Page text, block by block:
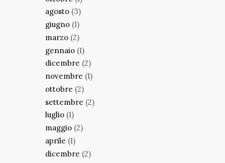
agosto (3)
giugno (1)
marzo (2)
gennaio (1)
dicembre (2)
novembre (1)
ottobre (2)
settembre (2)
luglio (1)
maggio (2)
aprile (1)
dicembre (2)